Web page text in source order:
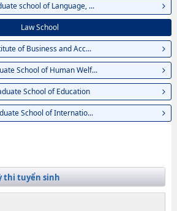
school of Language, ...
Law School
of Business and Acc...
School of Human Welf...
School of Education
School of Internatio...
thi tuyển sinh